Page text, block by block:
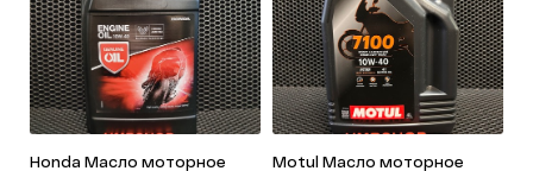
Honda Масло моторное
Motul Масло моторное